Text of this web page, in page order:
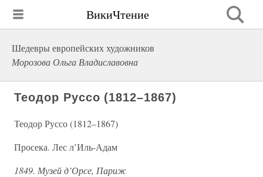
ВикиЧтение
Шедевры европейских художников
Морозова Ольга Владиславовна
Теодор Руссо (1812–1867)
Теодор Руссо (1812–1867)
Просека. Лес л’Иль-Адам
1849. Музей д’Орсе, Париж